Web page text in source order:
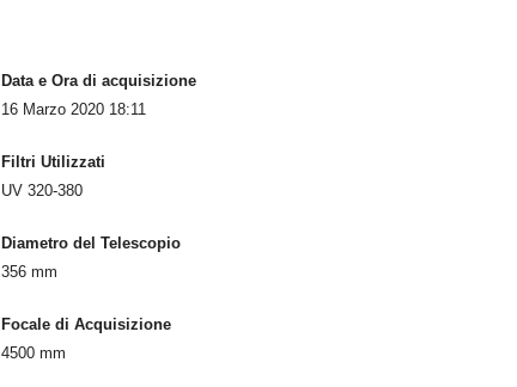
Data e Ora di acquisizione
16 Marzo 2020 18:11
Filtri Utilizzati
UV 320-380
Diametro del Telescopio
356 mm
Focale di Acquisizione
4500 mm